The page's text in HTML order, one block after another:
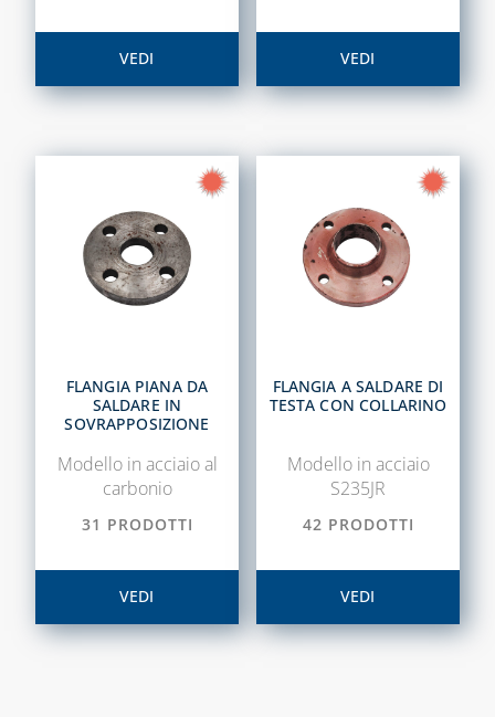
VEDI VEDI
FLANGIA PIANA DA
SALDARE IN
SOVRAPPOSIZIONE
Modello in acciaio al
carbonio
31 PRODOTTI
VEDI
FLANGIA A SALDARE DI
TESTA CON COLLARINO
Modello in acciaio
S235JR
42 PRODOTTI
VEDI